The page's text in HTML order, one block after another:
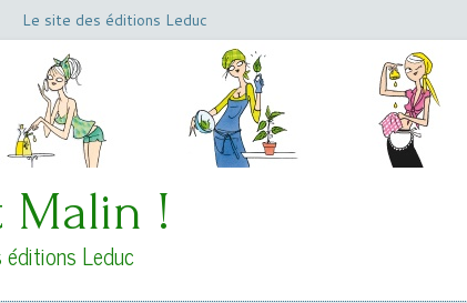
Le site des éditions Leduc
Malin !
Leduc